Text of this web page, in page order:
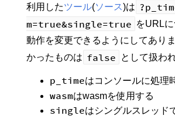
利用したツール(ソース)は
m=true&single=true をURL
動作を変更できるようにしてあり
かったものは false として扱わ
p_timeはコンソールに処理
wasmはwasmを使用する
singleはシングルスレッド